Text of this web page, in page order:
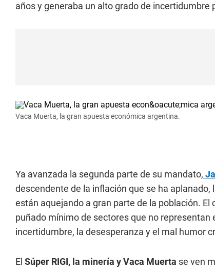
años y generaba un alto grado de
Vaca Muerta, la gran apuesta económica argentina.
Ya avanzada la segunda parte de su mandato,
descendente de la inflación que se ha
están aquejando a gran parte de la población.
puñado mínimo de sectores que no
incertidumbre, la desesperanza y el mal humor
El Súper RIGI, la minería y Vaca Muerta se ven